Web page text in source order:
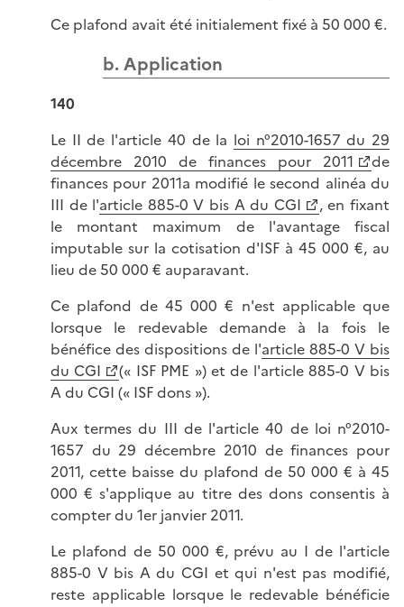
Ce plafond avait été initialement fixé à 50 000 €.
b. Application
140
Le II de l'article 40 de la loi n°2010-1657 du 29
décembre 2010 de finances pour 2011
de
finances pour 2011a modifié le second alinéa du
III de l'article 885-0 V bis A du CGI
, en fixant
le montant maximum de l'avantage fiscal
imputable sur la cotisation d'ISF à 45 000 €, au
lieu de 50 000 € auparavant.
Ce plafond de 45 000 € n'est applicable que
lorsque le redevable demande à la fois le
bénéfice des dispositions de l'article 885-0 V bis
du CGI
(« ISF PME ») et de l'article 885-0 V bis
A du CGI (« ISF dons »).
Aux termes du III de l'article 40 de loi n°2010-
1657 du 29 décembre 2010 de finances pour
2011, cette baisse du plafond de 50 000 € à 45
000 € s'applique au titre des dons consentis à
compter du 1er janvier 2011.
Le plafond de 50 000 €, prévu au I de l'article
885-0 V bis A du CGI et qui n'est pas modifié,
reste applicable lorsque le redevable bénéficie